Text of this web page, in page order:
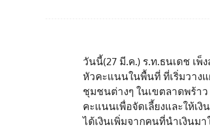
วันนี้(27 มี.ค.) ร.ท.ธนเดช เ
หัวคะแนนในพื้นที่ ที่เริ่มวาง
ชุมชนต่างๆ ในเขตลาดพร้า
คะแนนเพื่อจัดเลี้ยงและให้เ
ได้เงินเพิ่มจากคนที่นำเงินม